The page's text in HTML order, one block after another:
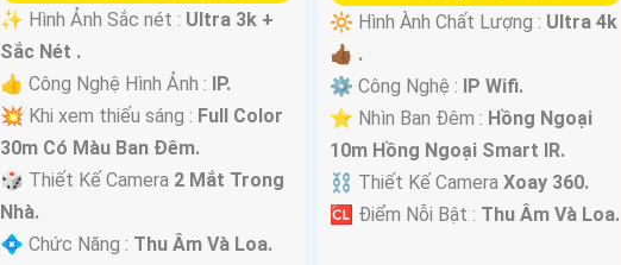
✨ Hình Ảnh Sắc nét : Ultra 3k +
Sắc Nét .
👍 Công Nghệ Hình Ảnh : IP.
💥 Khi xem thiếu sáng : Full Color
30m Có Màu Ban Ðêm.
🎲 Thiết Kế Camera 2 Mắt Trong
Nhà.
️💠 Chức Năng : Thu Âm Và Loa.
🔆 Hình Ành Chất Lượng : Ultra 4k
👍🏾 .
⚙ Công Nghệ : IP Wifi.
⭐ Nhìn Ban Đêm : Hồng Ngoại
10m Hồng Ngoại Smart IR.
⛓ Thiết Kế Camera Xoay 360.
️🆑 Điểm Nỗi Bật : Thu Âm Và Loa.